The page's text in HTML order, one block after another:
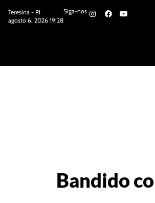
Teresina - PI
agosto 6, 2026 19:28
Siga-nos
Bandido